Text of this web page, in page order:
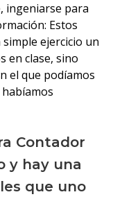
ingeniarse para
Estos
ejercicio un
en clase, sino
el que podíamos
Contador
y hay una
que uno